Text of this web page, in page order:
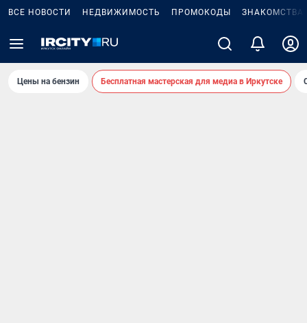
ВСЕ НОВОСТИ НЕДВИЖИМОСТЬ ПРОМОКОДЫ ЗНАКОМСТВА
Цены на бензин Бесплатная мастерская для медиа в Иркутске